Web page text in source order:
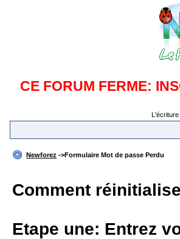
CE FORUM FERME:
Newforez ->Formulaire Mot de passe Perdu
Comment
Etape une: Entrez